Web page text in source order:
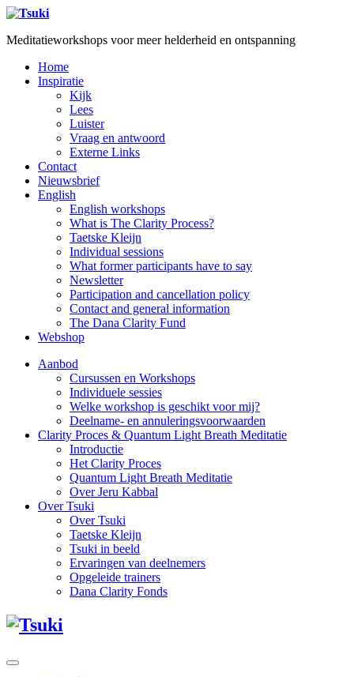
Meditatieworkshops voor meer helderheid en ontspanning
Home
Inspiratie
Kijk
Lees
Luister
Vraag en antwoord
Externe Links
Contact
Nieuwsbrief
English
English workshops
What is The Clarity Process?
Taetske Kleijn
Individual sessions
What former participants have to say
Newsletter
Participation and cancellation policy
Contact and general information
The Dana Clarity Fund
Webshop
Aanbod
Cursussen en Workshops
Individuele sessies
Welke workshop is geschikt voor mij?
Deelname- en annuleringsvoorwaarden
Clarity Proces & Quantum Light Breath Meditatie
Introductie
Het Clarity Proces
Quantum Light Breath Meditatie
Over Jeru Kabbal
Over Tsuki
Over Tsuki
Taetske Kleijn
Tsuki in beeld
Ervaringen van deelnemers
Opgeleide trainers
Dana Clarity Fonds